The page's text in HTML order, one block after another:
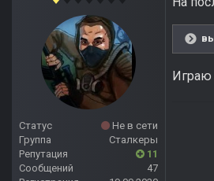
Статус
Не в сети
Группа
Сталкеры
Репутация
11
Сообщений
47
Играю